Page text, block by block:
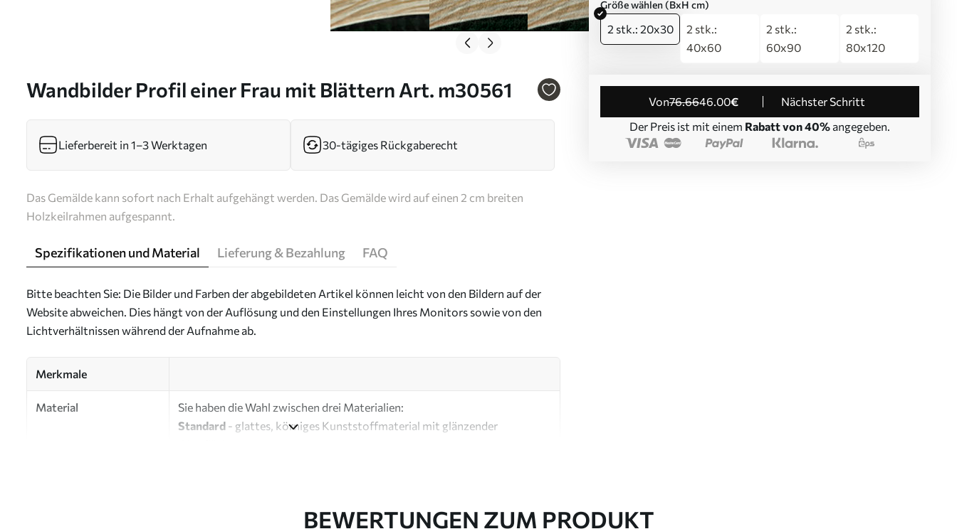
Wandbilder Profil einer Frau mit Blättern Art. m30561
Größe wählen (BxH cm)
2 stk.: 20x30
2 stk.:
40x60
2 stk.:
60x90
2 stk.:
80x120
von76.6646.00€
Nächster Schritt
Der Preis ist mit einem Rabatt von 40% angegeben.
Lieferbereit in 1–3 Werktagen
30-tägiges Rückgaberecht
Das Gemälde kann sofort nach Erhalt aufgehängt werden. Das Gemälde wird auf einen 2 cm breiten
Holzkeilrahmen aufgespannt.
Spezifikationen und Material Lieferung & Bezahlung FAQ
Bitte beachten Sie: Die Bilder und Farben der abgebildeten Artikel können leicht von den Bildern auf der
Website abweichen. Dies hängt von der Auflösung und den Einstellungen Ihres Monitors sowie von den
Lichtverhältnissen während der Aufnahme ab.
Merkmale
Material
Sie haben die Wahl zwischen drei Materialien:
Standard - glattes, körniges Kunststoffmaterial mit glänzender
BEWERTUNGEN ZUM PRODUKT